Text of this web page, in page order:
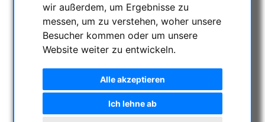
wir außerdem, um Ergebnisse zu
messen, um zu verstehen, woher unsere
Besucher kommen oder um unsere
Website weiter zu entwickeln.
Alle akzeptieren
Ich lehne ab
APM PRODUKTE
ASTROEINSTIEG
Refraktoren
Justagehilfe für Teleskope